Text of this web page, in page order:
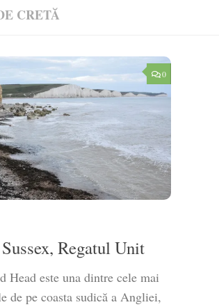
CRETĂ
0
Regatul Unit
Head este una dintre cele mai
de pe coasta sudică a Angliei,